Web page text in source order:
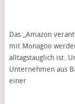
Das „Amazon
mit Monagoo
alltagstauglich ist.
Unternehmen aus
einer